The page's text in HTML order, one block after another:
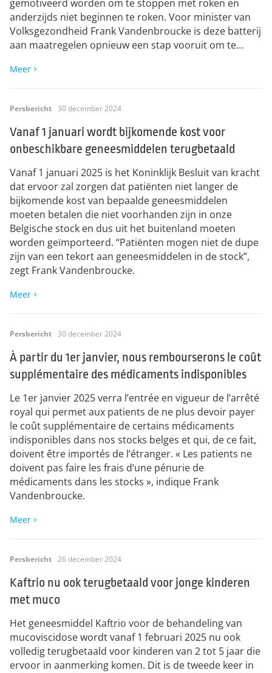
gemotiveerd worden om te stoppen met roken en
anderzijds niet beginnen te roken. Voor minister van
Volksgezondheid Frank Vandenbroucke is deze batterij
aan maatregelen opnieuw een stap vooruit om te…
Meer
Persbericht 30 december 2024
Vanaf 1 januari wordt bijkomende kost voor
onbeschikbare geneesmiddelen terugbetaald
Vanaf 1 januari 2025 is het Koninklijk Besluit van kracht
dat ervoor zal zorgen dat patiënten niet langer de
bijkomende kost van bepaalde geneesmiddelen
moeten betalen die niet voorhanden zijn in onze
Belgische stock en dus uit het buitenland moeten
worden geïmporteerd. “Patiënten mogen niet de dupe
zijn van een tekort aan geneesmiddelen in de stock”,
zegt Frank Vandenbroucke.
Meer
Persbericht 30 december 2024
À partir du 1er janvier, nous rembourserons le coût
supplémentaire des médicaments indisponibles
Le 1er janvier 2025 verra l’entrée en vigueur de l’arrêté
royal qui permet aux patients de ne plus devoir payer
le coût supplémentaire de certains médicaments
indisponibles dans nos stocks belges et qui, de ce fait,
doivent être importés de l’étranger. « Les patients ne
doivent pas faire les frais d’une pénurie de
médicaments dans les stocks », indique Frank
Vandenbroucke.
Meer
Persbericht 26 december 2024
Kaftrio nu ook terugbetaald voor jonge kinderen
met muco
Het geneesmiddel Kaftrio voor de behandeling van
mucoviscidose wordt vanaf 1 februari 2025 nu ook
volledig terugbetaald voor kinderen van 2 tot 5 jaar die
ervoor in aanmerking komen. Dit is de tweede keer in